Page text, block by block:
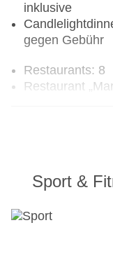
inklusive
gegen Gebühr
Restaurants: 8
Restaurant
glutenfreie
Gerichte, à la
Kleidung
Sport &